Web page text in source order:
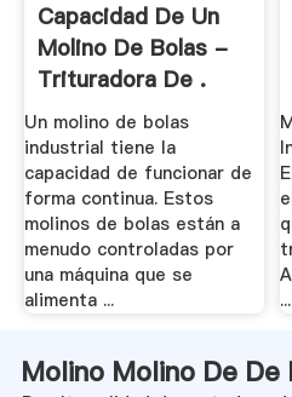
Capacidad De Un
Molino De Bolas -
Trituradora De .
Un molino de bolas
industrial tiene la
capacidad de funcionar de
forma continua. Estos
molinos de bolas están a
menudo controladas por
una máquina que se
alimenta ...
...
Molino Molino De De